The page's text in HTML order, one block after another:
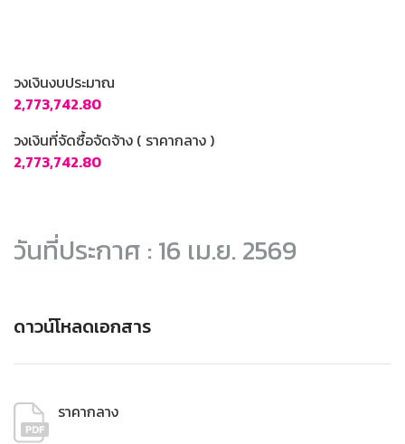
วงเงินงบประมาณ
2,773,742.80
วงเงินที่จัดซื้อจัดจ้าง ( ราคากลาง )
2,773,742.80
วันที่ประกาศ : 16 เม.ย. 2569
ดาวน์โหลดเอกสาร
ราคากลาง